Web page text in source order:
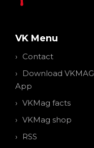
VK Menu
Contact
Download VKMAG
App
VKMag facts
VKMag shop
RSS